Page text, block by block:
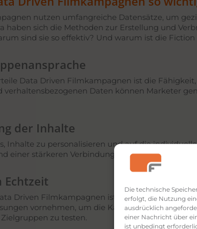
Die technische
erfolgt, die Nutzung
ausdrücklich
einer Nachricht über
ist unbedingt
nutzen umfangreiche Datensätze, um
haben sich die Methoden zur Erstellung und
sind sie so effektiv? Und warum ist die
Data Driven Filmkampagnen ist die
verhaltensbezogenen Daten können Marketer
der Inhalte
Inhalte zu personalisieren und auf die
einer stärkeren Verbindung zur Marke.
Echtzeit
Driven Filmkampagnen ist die Möglichkeit
vornehmen, um die Kampagnenleistung
zu testen.